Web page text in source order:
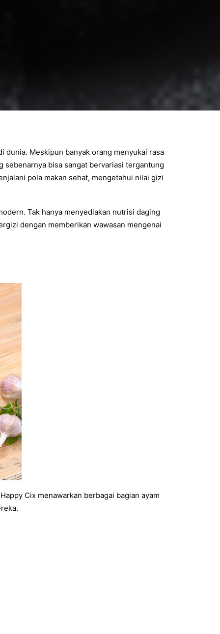
Meskipun banyak orang menyukai rasa
sebenarnya bisa sangat bervariasi tergantung
pola makan sehat, mengetahui nilai gizi
Tak hanya menyediakan nutrisi daging
dengan memberikan wawasan mengenai
Cix menawarkan berbagai bagian ayam